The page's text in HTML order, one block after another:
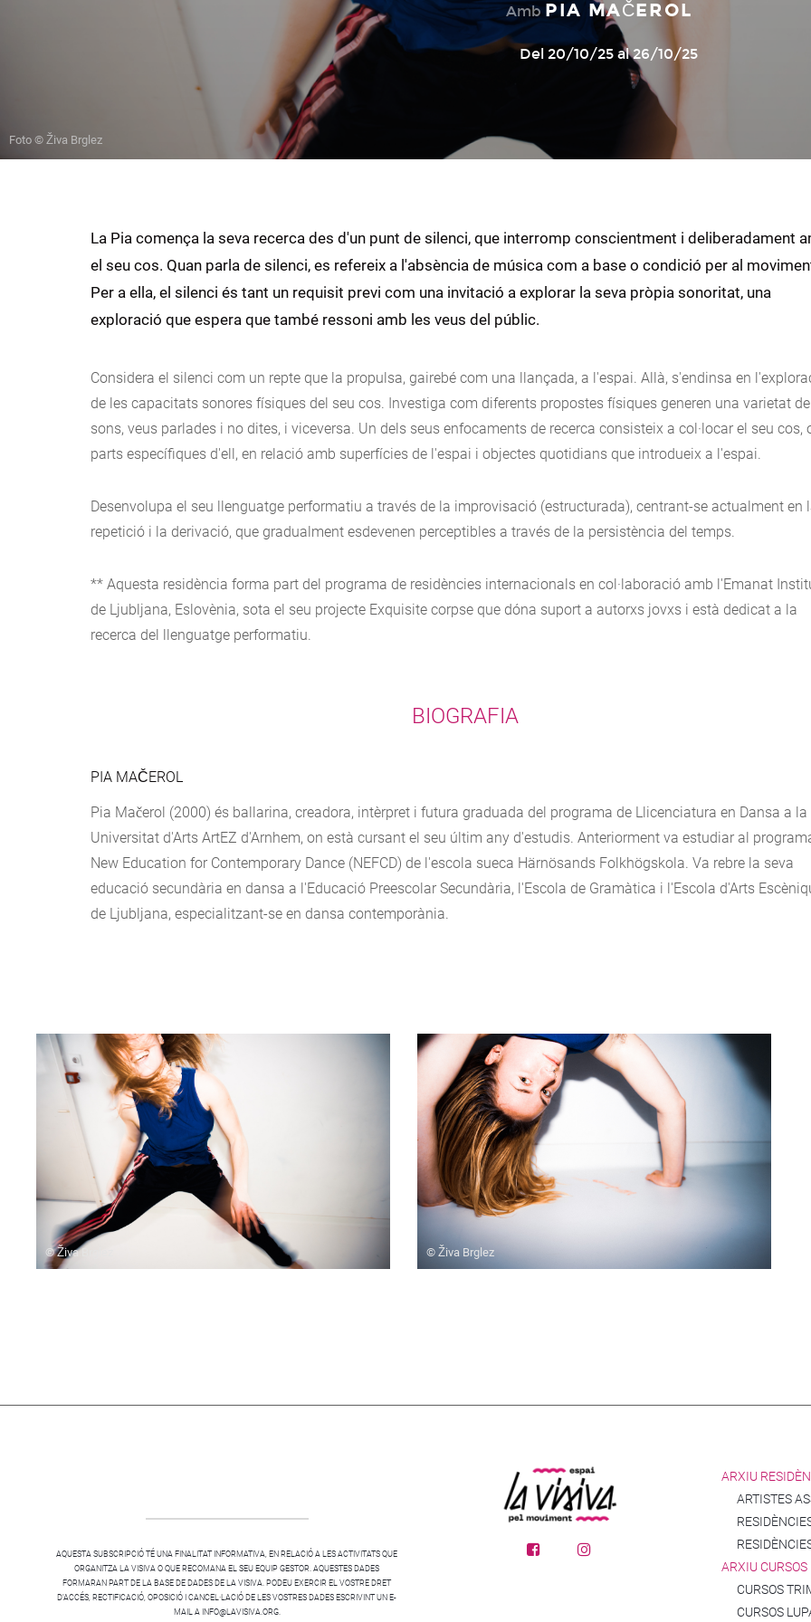
Amb PIA MAČEROL
Del 20/10/25 al 26/10/25
Foto © Živa Brglez
La Pia comença la seva recerca des d'un punt de silenci, que interromp conscientment i deliberadament
el seu cos. Quan parla de silenci, es refereix a l'absència de música com a base o condició per al
Per a ella, el silenci és tant un requisit previ com una invitació a explorar la seva pròpia sonoritat, una
exploració que espera que també ressoni amb les veus del públic.
Considera el silenci com un repte que la propulsa, gairebé com una llançada, a l'espai. Allà, s'endinsa en
de les capacitats sonores físiques del seu cos. Investiga com diferents propostes físiques generen una varietat de
sons, veus parlades i no dites, i viceversa. Un dels seus enfocaments de recerca consisteix a col·locar el seu cos,
parts específiques d'ell, en relació amb superfícies de l'espai i objectes quotidians que introdueix a l'espai.
Desenvolupa el seu llenguatge performatiu a través de la improvisació (estructurada), centrant-se actualment en
repetició i la derivació, que gradualment esdevenen perceptibles a través de la persistència del temps.
** Aquesta residència forma part del programa de residències internacionals en col·laboració amb l'Emanat
de Ljubljana, Eslovènia, sota el seu projecte Exquisite corpse que dóna suport a autorxs jovxs i està dedicat a la
recerca del llenguatge performatiu.
BIOGRAFIA
PIA MAČEROL
Pia Mačerol (2000) és ballarina, creadora, intèrpret i futura graduada del programa de Llicenciatura en Dansa a la
Universitat d'Arts ArtEZ d'Arnhem, on està cursant el seu últim any d'estudis. Anteriorment va estudiar al
New Education for Contemporary Dance (NEFCD) de l'escola sueca Härnösands Folkhögskola. Va rebre la seva
educació secundària en dansa a l'Educació Preescolar Secundària, l'Escola de Gramàtica i l'Escola d'Arts
de Ljubljana, especialitzant-se en dansa contemporània.
© Živa Brglez © Živa Brglez
AQUESTA SUBSCRIPCIÓ TÉ UNA FINALITAT INFORMATIVA, EN RELACIÓ A LES ACTIVITATS QUE
ORGANITZA LA VISIVA O QUE RECOMANA EL SEU EQUIP GESTOR. AQUESTES DADES
FORMARAN PART DE LA BASE DE DADES DE LA VISIVA. PODEU EXERCIR EL VOSTRE DRET
D’ACCÉS, RECTIFICACIÓ, OPOSICIÓ I CANCEL·LACIÓ DE LES VOSTRES DADES ESCRIVINT UN E-
MAIL A INFO@LAVISIVA.ORG.
ARXIU
ARTISTES
ARXIU CURSOS
CURSOS
CURSOS